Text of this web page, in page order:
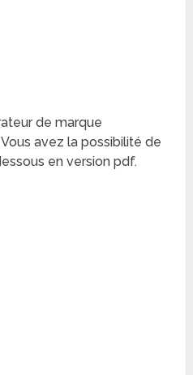
de marque
avez la possibilité de
en version pdf.